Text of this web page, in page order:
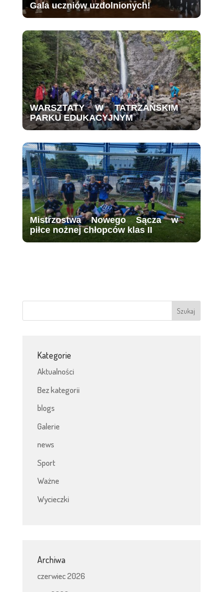
Gala uczniów uzdolnionych!
WARSZTATY W TATRZAŃSKIM
PARKU EDUKACYJNYM
Mistrzostwa Nowego Sącza w
piłce nożnej chłopców klas II
Kategorie
Aktualności
Bez kategorii
blogs
Galerie
news
Sport
Ważne
Wycieczki
Archiwa
czerwiec 2026